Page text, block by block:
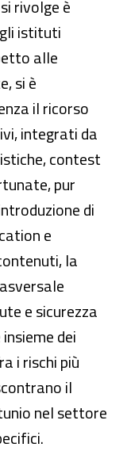
rivolge è
istituti
alle
si è
il ricorso
integrati da
contest
pur
di
e
la
e sicurezza
dei
i rischi più
il
nel settore